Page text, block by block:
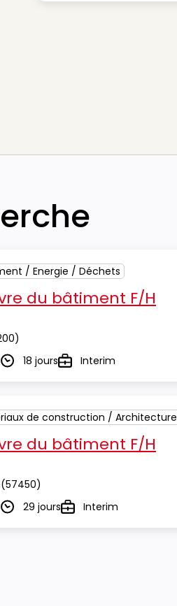
/ Energie / Déchets
du bâtiment F/H
Durée18 joursTypeInterim
de construction / Architecture
du bâtiment F/H
(57450)
Durée29 joursTypeInterim